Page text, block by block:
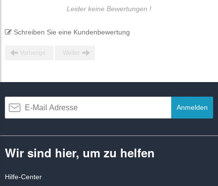
Leider keine Bewertungen !
Schreiben Sie eine Kundenbewertung
Vorherige Weiter
Anmelden
Wir sind hier, um zu helfen
Hilfe-Center